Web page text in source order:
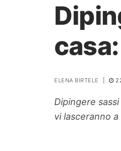
ELENA BIRTELE
Dipingere
vi lasceranno